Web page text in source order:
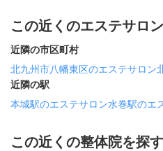
この近くのエステサロ
近隣の市区町村
北九州市八幡東区のエステサロン
近隣の駅
本城駅のエステサロン水巻駅のエ
この近くの整体院を探す